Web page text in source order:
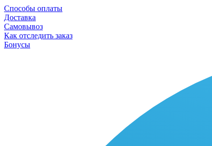
Способы оплаты
Доставка
Самовывоз
Как отследить заказ
Бонусы